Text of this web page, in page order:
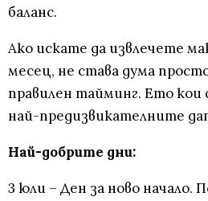
баланс.
Ако искате да извлечете
месец, не става дума
правилен тайминг. Ето кои
най-предизвикателните
Най-добрите дни:
3 юли – Ден за ново начало.